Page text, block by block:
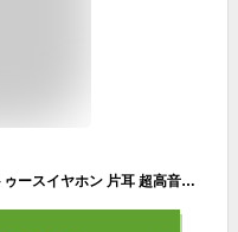
SLuB Bluetooth5.4 ワイヤレスブルートゥースイヤホン 片耳 超高音質 SIRI対応 耳掛け式ヘッドホン 耳掛け型ヘッドセット 無痛装着 防滴防水仕様 小型軽量 180˚回転 左右耳通用 簡単操作 大容量電池 25時間連続通話 マイク内蔵 iPhone/ipad/Android対応（ブルー 557）